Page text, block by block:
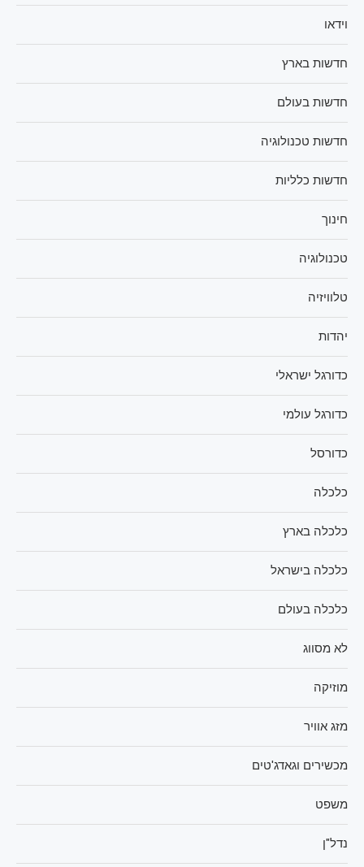
וידאו
חדשות בארץ
חדשות בעולם
חדשות טכנולוגיה
חדשות כלליות
חינוך
טכנולוגיה
טלוויזיה
יהדות
כדורגל ישראלי
כדורגל עולמי
כדורסל
כלכלה
כלכלה בארץ
כלכלה בישראל
כלכלה בעולם
לא מסווג
מוזיקה
מזג אוויר
מכשירים וגאדג'טים
משפט
נדל"ן